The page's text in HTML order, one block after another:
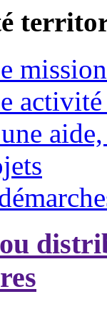
mission